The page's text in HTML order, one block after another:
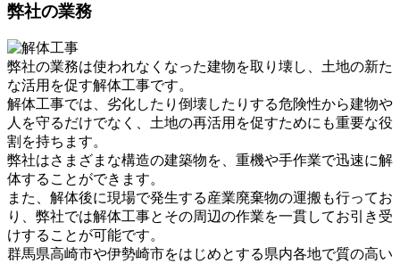
弊社の業務
弊社の業務は使われなくなった建物を取り壊し、土地の新た
な活用を促す解体工事です。
解体工事では、劣化したり倒壊したりする危険性から建物や
人を守るだけでなく、土地の再活用を促すためにも重要な役
割を持ちます。
弊社はさまざまな構造の建築物を、重機や手作業で迅速に解
体することができます。
また、解体後に現場で発生する産業廃棄物の運搬も行ってお
り、弊社では解体工事とその周辺の作業を一貫してお引き受
けすることが可能です。
群馬県高崎市や伊勢崎市をはじめとする県内各地で質の高い